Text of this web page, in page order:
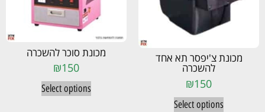
מכונת צ'יפסר תא אחד
להשכרה
₪150
Select options
מכונת סוכר להשכרה
₪150
Select options